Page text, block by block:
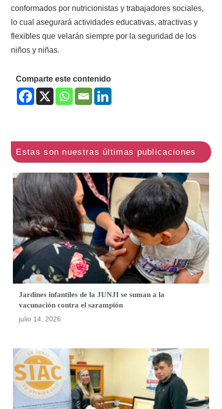
conformados por nutricionistas y trabajadores sociales,
lo cual asegurará actividades educativas, atractivas y
flexibles que velarán siempre por la seguridad de los
niños y niñas.
Comparte este contenido
Jardines infantiles de la JUNJI se suman a la
vacunación contra el sarampión
julio 14, 2026